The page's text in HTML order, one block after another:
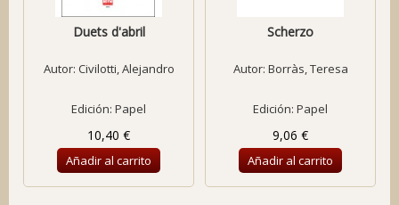
Duets d'abril
Autor: Civilotti, Alejandro
Edición: Papel
10,40 €
Añadir al carrito
Scherzo
Autor: Borràs, Teresa
Edición: Papel
9,06 €
Añadir al carrito